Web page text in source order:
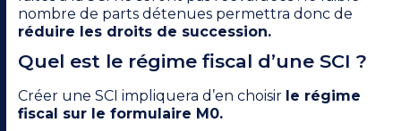
nombre de parts détenues permettra donc de
réduire les droits de succession.
Quel est le régime fiscal d’une SCI ?
Créer une SCI impliquera d’en choisir le régime
fiscal sur le formulaire M0.